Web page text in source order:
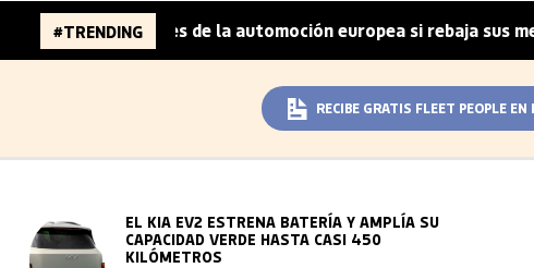
#TRENDING
millones de la automoción europea si rebaja sus metas de
RECIBE GRATIS FLEET PEOPLE EN
EL KIA EV2 ESTRENA BATERÍA Y AMPLÍA SU
CAPACIDAD VERDE HASTA CASI 450
KILÓMETROS